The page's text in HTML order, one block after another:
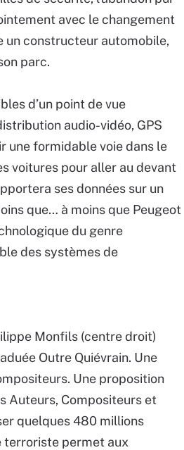
avec le changement
un constructeur automobile,
parc.
d’un point de vue
audio-vidéo, GPS
une formidable voie dans le
voitures pour aller au devant
ses données sur un
que… à moins que Peugeot
du genre
des systèmes de
Monfils (centre droit)
Outre Quiévrain. Une
Une proposition
Auteurs, Compositeurs et
quelques 480 millions
terroriste permet aux